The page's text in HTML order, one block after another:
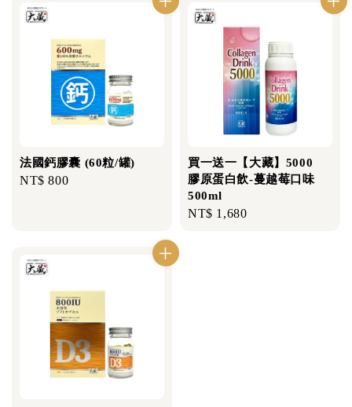
法國鈣膠囊 (60粒/罐)
Regular
NT$ 800
買一送一【大藏】5000
膠原蛋白飲-蔓越莓口味
500ml
Regular
NT$ 1,680